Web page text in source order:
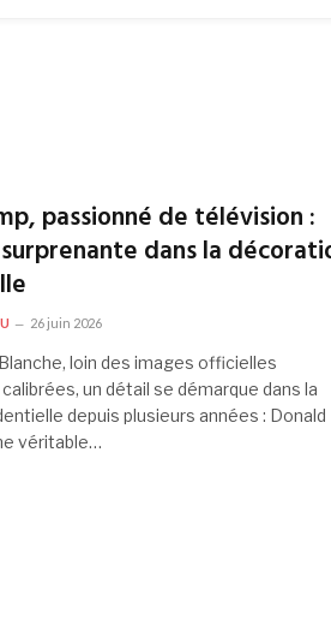
passionné de télévision :
dans la
26 juin 2026
loin des images officielles
un détail se démarque dans la
depuis plusieurs années : Donald
véritable…